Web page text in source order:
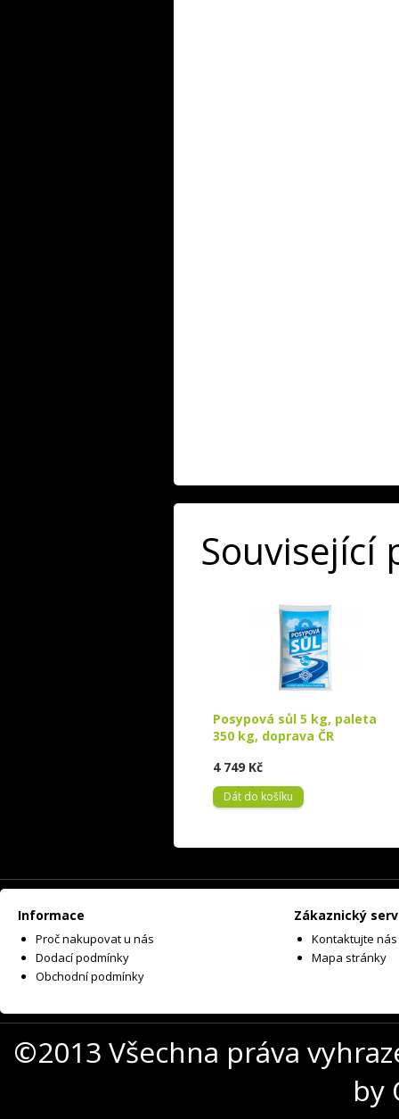
Související
Posypová sůl 5 kg, paleta
350 kg, doprava ČR
4 749 Kč
Dát do košíku
Informace
Proč nakupovat u nás
Dodací podmínky
Obchodní podmínky
Zákaznický
Kontaktujte nás
Mapa stránky
©2013 Všechna práva
by